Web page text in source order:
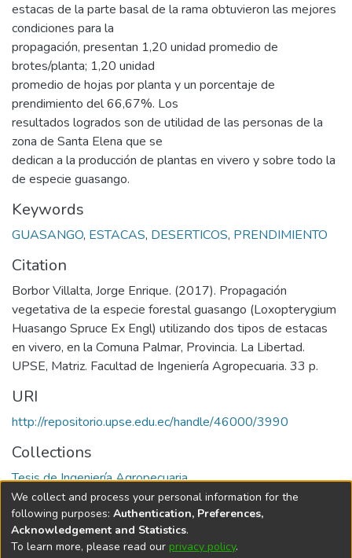
estacas de la parte basal de la rama obtuvieron las mejores
condiciones para la
propagación, presentan 1,20 unidad promedio de
brotes/planta; 1,20 unidad
promedio de hojas por planta y un porcentaje de
prendimiento del 66,67%. Los
resultados logrados son de utilidad de las personas de la
zona de Santa Elena que se
dedican a la producción de plantas en vivero y sobre todo la
de especie guasango.
Keywords
GUASANGO, ESTACAS, DESERTICOS, PRENDIMIENTO
Citation
Borbor Villalta, Jorge Enrique. (2017). Propagación
vegetativa de la especie forestal guasango (Loxopterygium
Huasango Spruce Ex Engl) utilizando dos tipos de estacas
en vivero, en la Comuna Palmar, Provincia. La Libertad.
UPSE, Matriz. Facultad de Ingeniería Agropecuaria. 33 p.
URI
http://repositorio.upse.edu.ec/handle/46000/3990
Collections
Tesis de Ingeniería Agropecuaria
Full item page
We collect and process your personal information for the
following purposes: Authentication, Preferences,
Acknowledgement and Statistics.
To learn more, please read our privacy policy.